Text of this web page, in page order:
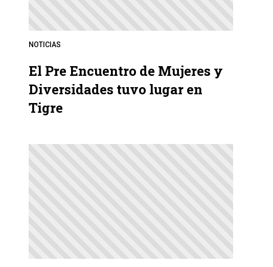
NOTICIAS
El Pre Encuentro de Mujeres y
Diversidades tuvo lugar en
Tigre